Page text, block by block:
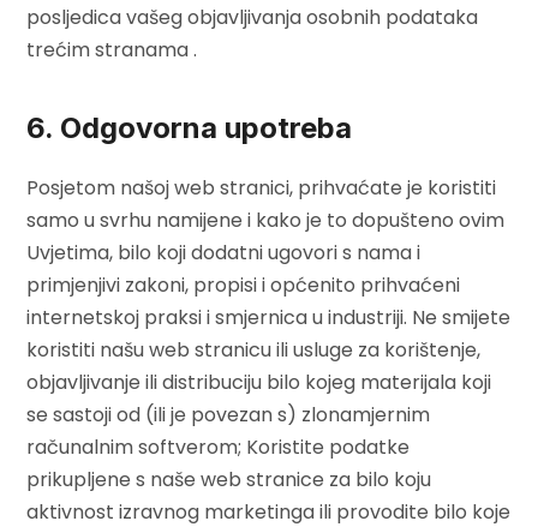
posljedica vašeg objavljivanja osobnih podataka
trećim stranama .
6. Odgovorna upotreba
Posjetom našoj web stranici, prihvaćate je koristiti
samo u svrhu namijene i kako je to dopušteno ovim
Uvjetima, bilo koji dodatni ugovori s nama i
primjenjivi zakoni, propisi i općenito prihvaćeni
internetskoj praksi i smjernica u industriji. Ne smijete
koristiti našu web stranicu ili usluge za korištenje,
objavljivanje ili distribuciju bilo kojeg materijala koji
se sastoji od (ili je povezan s) zlonamjernim
računalnim softverom; Koristite podatke
prikupljene s naše web stranice za bilo koju
aktivnost izravnog marketinga ili provodite bilo koje